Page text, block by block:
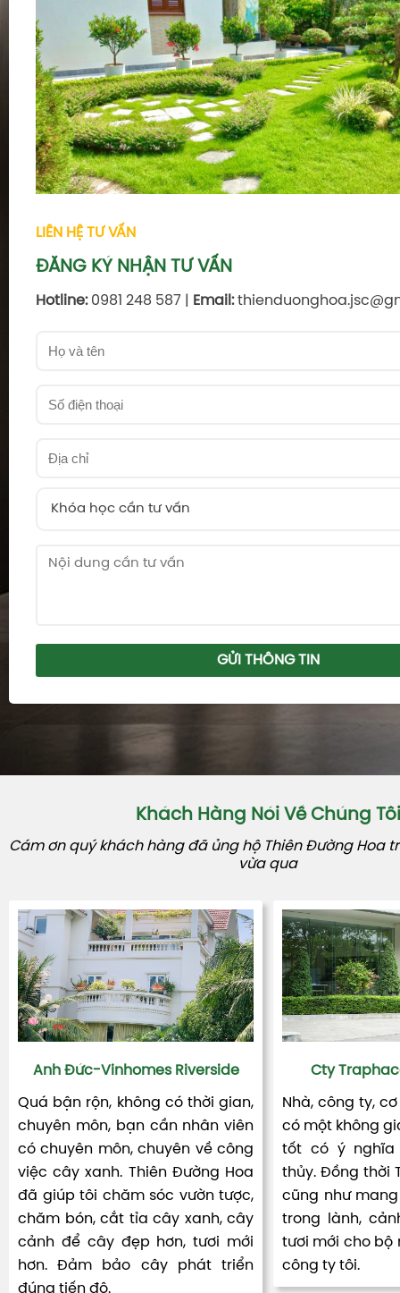
LIÊN HỆ TƯ VẤN
ĐĂNG KÝ NHẬN TƯ VẤN
Hotline:0981 248 587 | Email:
Khóa học cần tư vấn
GỬI THÔNG TIN
Khách Hàng Nói Về Chúng Tôi
Cám ơn quý khách hàng đã ủng hộ Thiên Đường Hoa
vừa qua
Anh Đức-Vinhomes Riverside
Quá bận rộn, không có thời gian,
chuyên môn, bạn cần nhân viên
có chuyên môn, chuyên về công
việc cây xanh. Thiên Đường Hoa
đã giúp tôi chăm sóc vườn tược,
chăm bón, cắt tỉa cây xanh, cây
cảnh để cây đẹp hơn, tươi mới
hơn. Đảm bảo cây phát triển
đúng tiến độ.
Cty
Nhà, công ty,
có một không
tốt có ý nghĩa
thủy. Đồng thời
cũng như
trong lành,
tươi mới cho bộ
công ty tôi.